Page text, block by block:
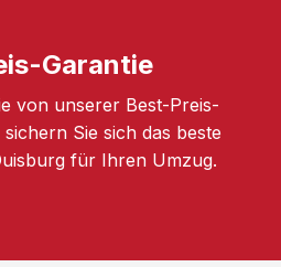
Garantie
von unserer Best-Preis-
Sie sich das beste
für Ihren Umzug.